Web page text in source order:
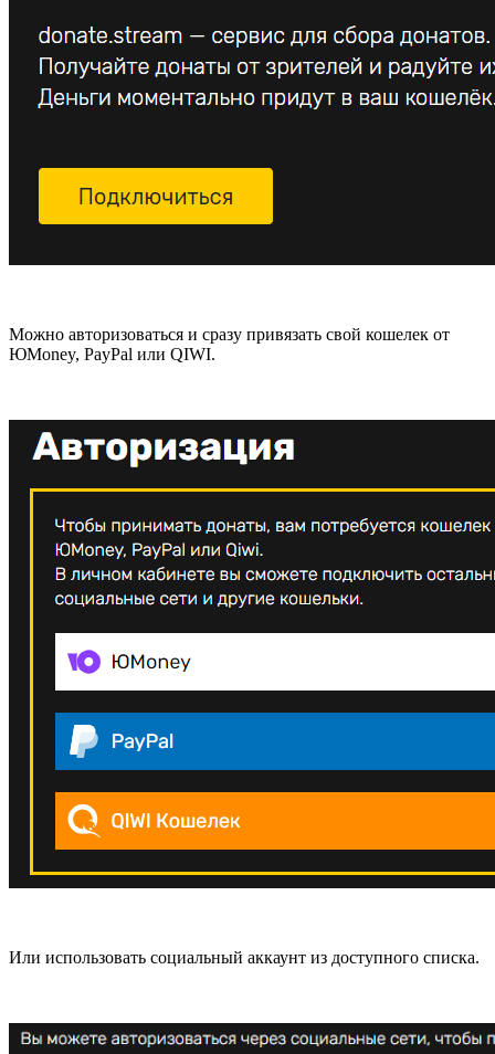
Можно авторизоваться и сразу привязать свой кошелек от
ЮMoney, PayPal или QIWI.
Или использовать социальный аккаунт из доступного списка.